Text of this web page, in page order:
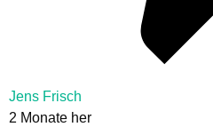
Jens Frisch
2 Monate her